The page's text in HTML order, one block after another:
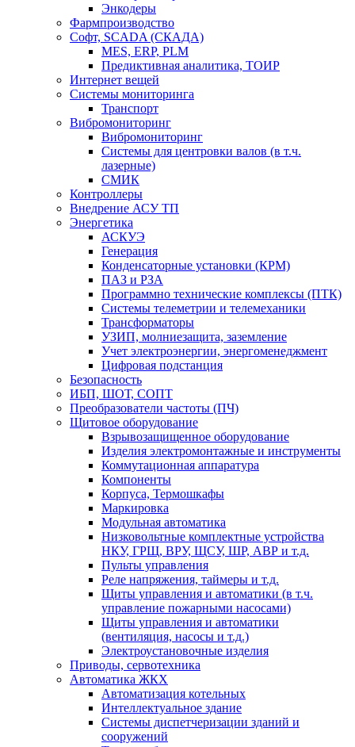
Энкодеры
Фармпроизводство
Софт, SCADA (СКАДА)
MES, ERP, PLM
Предиктивная аналитика, ТОИР
Интернет вещей
Системы мониторинга
Транспорт
Вибромониторинг
Вибромониторинг
Системы для центровки валов (в т.ч.
лазерные)
СМИК
Контроллеры
Внедрение АСУ ТП
Энергетика
АСКУЭ
Генерация
Конденсаторные установки (КРМ)
ПАЗ и РЗА
Программно технические комплексы (ПТК)
Системы телеметрии и телемеханики
Трансформаторы
УЗИП, молниезащита, заземление
Учет электроэнергии, энергоменеджмент
Цифровая подстанция
Безопасность
ИБП, ШОТ, СОПТ
Преобразователи частоты (ПЧ)
Щитовое оборудование
Взрывозащищенное оборудование
Изделия электромонтажные и инструменты
Коммутационная аппаратура
Компоненты
Корпуса, Термошкафы
Маркировка
Модульная автоматика
Низковольтные комплектные устройства
НКУ, ГРЩ, ВРУ, ЩСУ, ШР, АВР и т.д.
Пульты управления
Реле напряжения, таймеры и т.д.
Щиты управления и автоматики (в т.ч.
управление пожарными насосами)
Щиты управления и автоматики
(вентиляция, насосы и т.д.)
Электроустановочные изделия
Приводы, сервотехника
Автоматика ЖКХ
Автоматизация котельных
Интеллектуальное здание
Системы диспетчеризации зданий и
сооружений